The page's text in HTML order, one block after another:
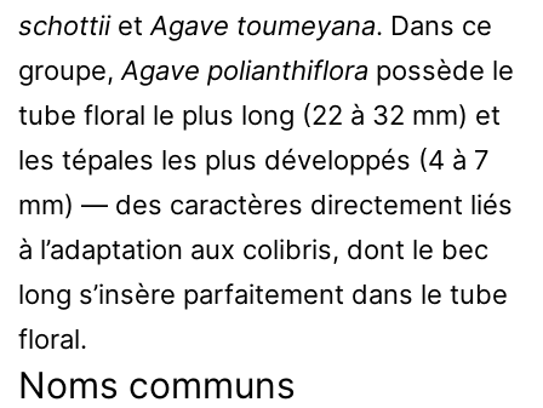
schottiiet Agave toumeyana. Dans ce
groupe, Agave polianthiflora possède le
tube floral le plus long (22 à 32 mm) et
les tépales les plus développés (4 à 7
mm) — des caractères directement liés
à l’adaptation aux colibris, dont le bec
long s’insère parfaitement dans le tube
floral.
Noms communs